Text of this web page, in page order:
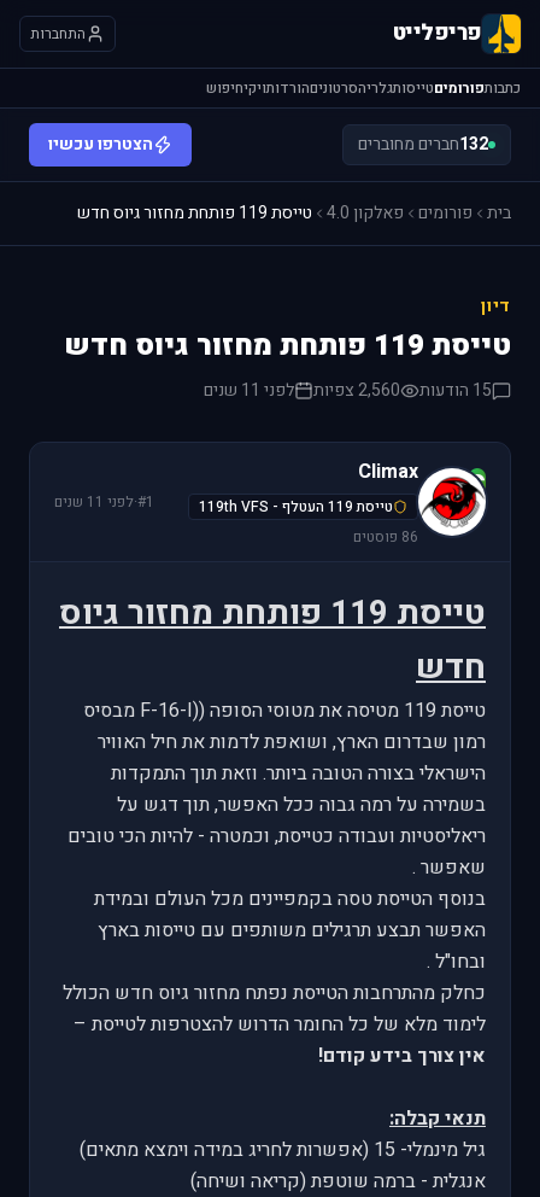
פריפלייט התחברות
כתבותפורומיםטייסותגלריהסרטוניםהורדותויקיחיפוש
132חברים מחוברים הצטרפו עכשיו
בית פורומים פאלקון 4.0 טייסת 119 פותחת מחזור גיוס חדש
דיון
טייסת 119 פותחת מחזור גיוס חדש
15 הודעות 2,560 צפיות לפני 11 שנים
C
Climax
טייסת 119 העטלף - 119th VFS
86 פוסטים
#1
·לפני 11 שנים
טייסת 119 פותחת מחזור גיוס
חדש
טייסת 119 מטיסה את מטוסי הסופה ((F-16-I מבסיס
רמון שבדרום הארץ, ושואפת לדמות את חיל האוויר
הישראלי בצורה הטובה ביותר. וזאת תוך התמקדות
בשמירה על רמה גבוה ככל האפשר, תוך דגש על
ריאליסטיות ועבודה כטייסת, וכמטרה - להיות הכי טובים
שאפשר .
בנוסף הטייסת טסה בקמפיינים מכל העולם ובמידת
האפשר תבצע תרגילים משותפים עם טייסות בארץ
ובחו"ל .
כחלק מהתרחבות הטייסת נפתח מחזור גיוס חדש הכולל
לימוד מלא של כל החומר הדרוש להצטרפות לטייסת –
אין צורך בידע קודם!
תנאי קבלה:
גיל מינמלי- 15 (אפשרות לחריג במידה וימצא מתאים)
אנגלית - ברמה שוטפת (קריאה ושיחה)